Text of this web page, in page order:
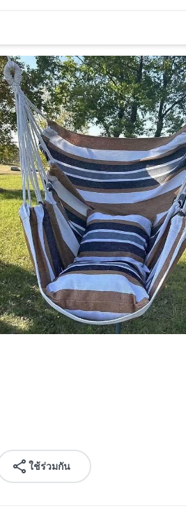
ใช้ร่วมกัน